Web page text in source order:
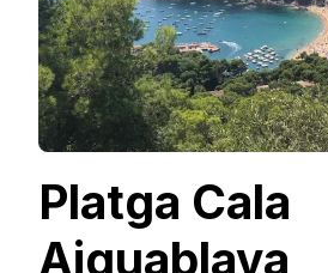
Platga Cala
Aiguablava